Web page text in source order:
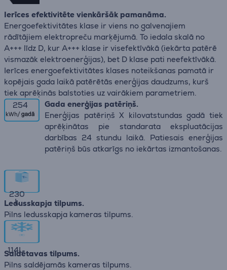
Ierīces efektivitēte vienkāršāk pamanāma.
Energoefektivitātes klase ir viens no galvenajiem
rādītājiem elektropreču marķējumā. To iedala skalā no
A+++ līdz D, kur A+++ klase ir visefektīvākā (iekārta patērē
vismazāk elektroenerģijas), bet D klase pati neefektīvākā.
Ierīces energoefektivitātes klases noteikšanas pamatā ir
kopējais gada laikā patērētās enerģijas daudzums, kurš
tiek aprēķinās balstoties uz vairākiem parametriem.
254
Gada enerģijas patēriņš.
Enerģijas patēriņš X kilovatstundas gadā tiek
aprēķinātas pie standarata ekspluatācijas
darbības 24 stundu laikā. Patiesais enerģijas
patēriņš būs atkarīgs no iekārtas izmantošanas.
230
L
Ledusskapja tilpums.
Pilns ledusskapja kameras tilpums.
114L
Saldētavas tilpums.
Pilns saldējamās kameras tilpums.